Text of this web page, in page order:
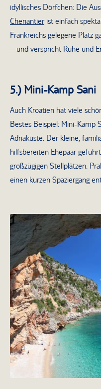
idyllisches Dörfchen: Die
Chenantierist einfach
Frankreichs gelegene Platz
– und verspricht Ruhe und
5.) Mini-Kamp Sani
Auch Kroatien hat viele
Bestes Beispiel: Mini-Kamp
Adriaküste. Der kleine,
hilfsbereiten Ehepaar
großzügigen Stellplätzen.
einen kurzen Spaziergang
Es gibt
der